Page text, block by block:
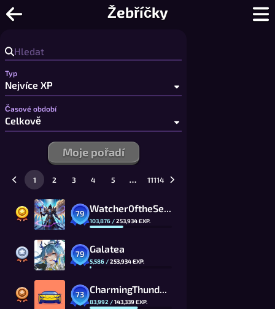
Žebříčky
Foon-o - Karetní hra ve stylu UNO
Typ
Časové období
Moje pořadí
79 Watcher0ftheSealsVTOMCAT
103,876 /253,934EXP.
79 Galatea
5,586 /253,934EXP.
73 CharmingThunder_7Fxk_CG
83,992 /143,339EXP.
1 2 3 4 5 … 11114